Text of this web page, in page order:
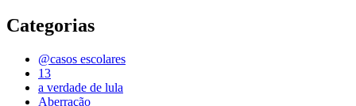
Categorias
@casos escolares
13
a verdade de lula
Aberração